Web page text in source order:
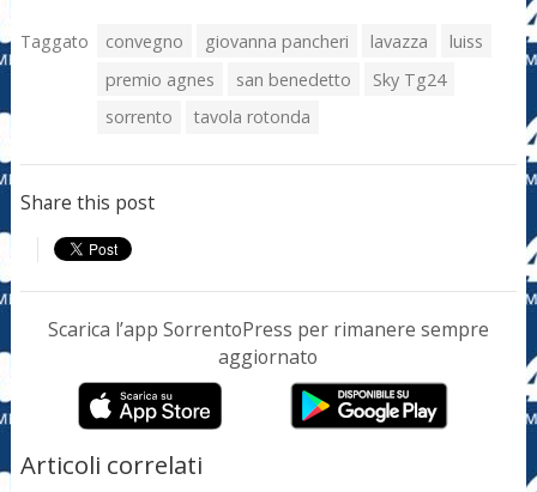
Taggato convegno giovanna pancheri lavazza
luiss
premio agnes
san benedetto
Sky Tg24
sorrento
tavola rotonda
Share this post
Scarica l’app SorrentoPress per rimanere sempre
aggiornato
Articoli correlati